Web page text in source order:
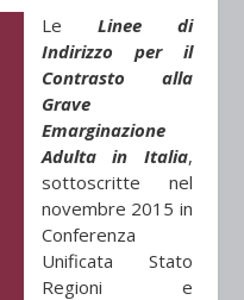
Le Linee di
Indirizzo per il
Contrasto alla
Grave
Emarginazione
Adulta in Italia,
sottoscritte nel
novembre 2015 in
Conferenza
Unificata Stato
Regioni e